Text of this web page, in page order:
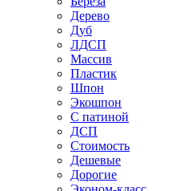
Дерево
Дуб
ЛДСП
Массив
Пластик
Шпон
Экошпон
С патиной
ДСП
Стоимость
Дешевые
Дорогие